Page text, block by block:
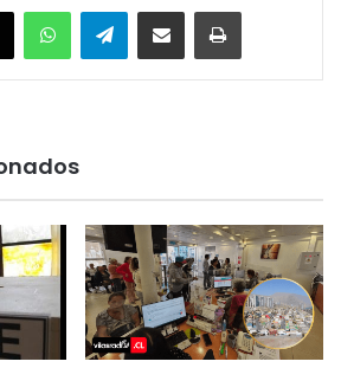
X WhatsAppTelegramEnviar vía email Imprimir